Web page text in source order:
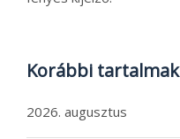
Korábbi tartalmak
2026. augusztus